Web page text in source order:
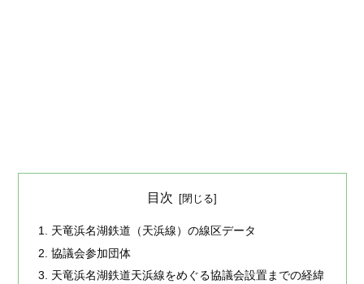
目次
天竜浜名湖鉄道（天浜線）の線区データ
協議会参加団体
天竜浜名湖鉄道天浜線をめぐる協議会設置までの経緯